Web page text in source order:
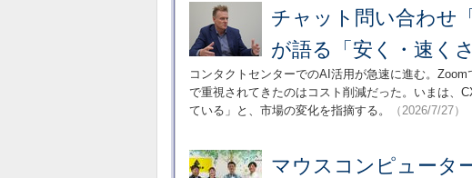
チャット問い合わせ
が語る「安く・速く
コンタクトセンターでのAI活用が急速に進む。
で重視されてきたのはコスト削減だった。いまは、
ている」と、市場の変化を指摘する。
（2026/7/27）
マウスコンピュータ